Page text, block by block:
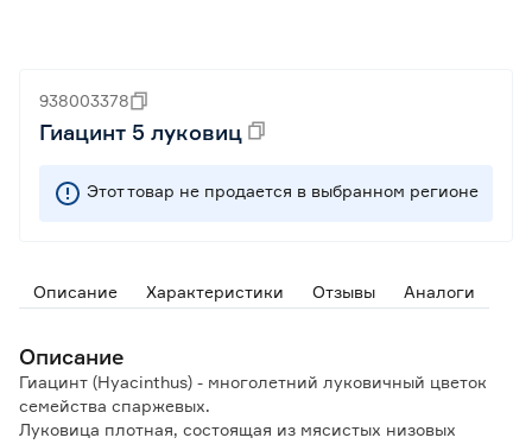
938003378
Гиацинт 5 луковиц
Этот товар не продается в выбранном регионе
Описание Характеристики Отзывы Аналоги
Описание
Гиацинт (Hyacinthus) - многолетний луковичный цветок
семейства спаржевых.
Луковица плотная, состоящая из мясистых низовых